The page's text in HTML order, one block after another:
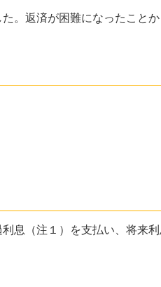
。返済が困難になったこと
息（注１）を支払い、将来